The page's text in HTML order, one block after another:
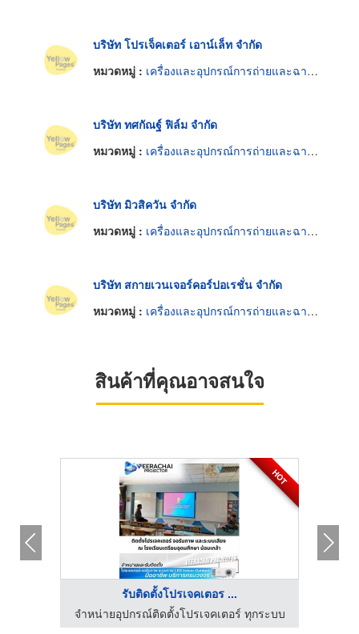
บริษัท โปรเจ็คเตอร์ เอาน์เล็ท จำกัด
หมวดหมู่ : เครื่องและอุปกรณ์การถ่ายและฉายภาพยนตร์
บริษัท ทศกัณฐ์ ฟิล์ม จำกัด
หมวดหมู่ : เครื่องและอุปกรณ์การถ่ายและฉายภาพยนตร์
บริษัท มิวสิควัน จำกัด
หมวดหมู่ : เครื่องและอุปกรณ์การถ่ายและฉายภาพยนตร์
บริษัท สกายเวนเจอร์คอร์ปอเรชั่น จำกัด
หมวดหมู่ : เครื่องและอุปกรณ์การถ่ายและฉายภาพยนตร์
สินค้าที่คุณอาจสนใจ
HOT
รับติดตั้งโปรเจคเตอร ...
จำหน่ายอุปกรณ์ติดตั้งโปรเจคเตอร์ ทุกระบบ